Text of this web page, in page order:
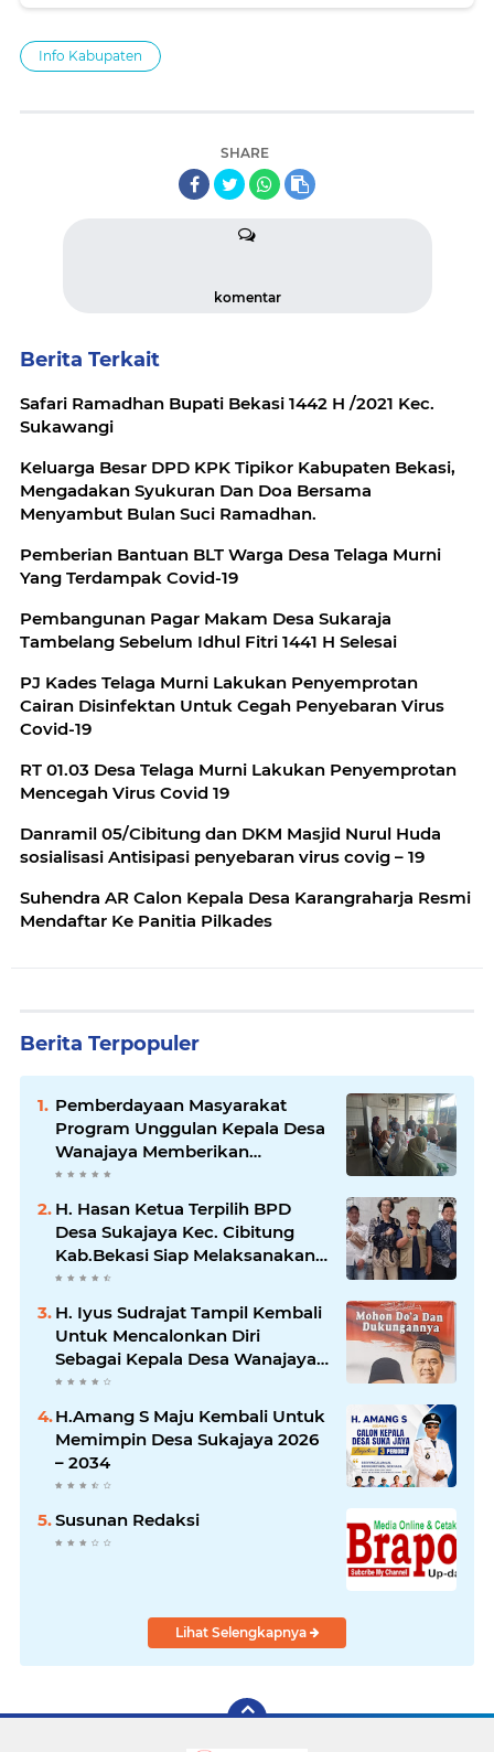
Info Kabupaten
SHARE
komentar
Berita Terkait
Safari Ramadhan Bupati Bekasi 1442 H /2021 Kec.
Sukawangi
Keluarga Besar DPD KPK Tipikor Kabupaten Bekasi,
Mengadakan Syukuran Dan Doa Bersama
Menyambut Bulan Suci Ramadhan.
Pemberian Bantuan BLT Warga Desa Telaga Murni
Yang Terdampak Covid-19
Pembangunan Pagar Makam Desa Sukaraja
Tambelang Sebelum Idhul Fitri 1441 H Selesai
PJ Kades Telaga Murni Lakukan Penyemprotan
Cairan Disinfektan Untuk Cegah Penyebaran Virus
Covid-19
RT 01.03 Desa Telaga Murni Lakukan Penyemprotan
Mencegah Virus Covid 19
Danramil 05/Cibitung dan DKM Masjid Nurul Huda
sosialisasi Antisipasi penyebaran virus covig – 19
Suhendra AR Calon Kepala Desa Karangraharja Resmi
Mendaftar Ke Panitia Pilkades
Berita Terpopuler
Pemberdayaan Masyarakat
Program Unggulan Kepala Desa
Wanajaya Memberikan
pelatihan Ketrampilan Untuk
Melanjutkan Kepemimpinannya
H. Hasan Ketua Terpilih BPD
Desa Sukajaya Kec. Cibitung
Kab.Bekasi Siap Melaksanakan
Aspirasi Masyarakat
H. Iyus Sudrajat Tampil Kembali
Untuk Mencalonkan Diri
Sebagai Kepala Desa Wanajaya
Bergema dari Warga Ujung
Kampung Hingga Warga
Perumahan
H.Amang S Maju Kembali Untuk
Memimpin Desa Sukajaya 2026
– 2034
Susunan Redaksi
Lihat Selengkapnya